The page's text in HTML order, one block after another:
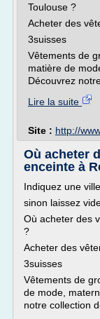
Toulouse ?
Acheter des
3suisses
Vêtements de
matière de
Découvrez
Lire la suite
Site : http://
Où acheter
enceinte à
Indiquez une
sinon laissez
Où acheter des
?
Acheter des
3suisses
Vêtements de
de mode,
notre collection